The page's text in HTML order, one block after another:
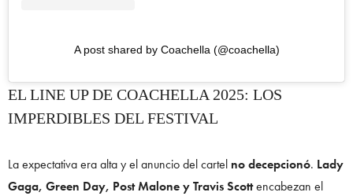
A post shared by Coachella (@coachella)
EL LINE UP DE COACHELLA 2025: LOS
IMPERDIBLES DEL FESTIVAL
La expectativa era alta y el anuncio del cartel no decepcionó. Lady
Gaga, Green Day, Post Malone y Travis Scottencabezan el